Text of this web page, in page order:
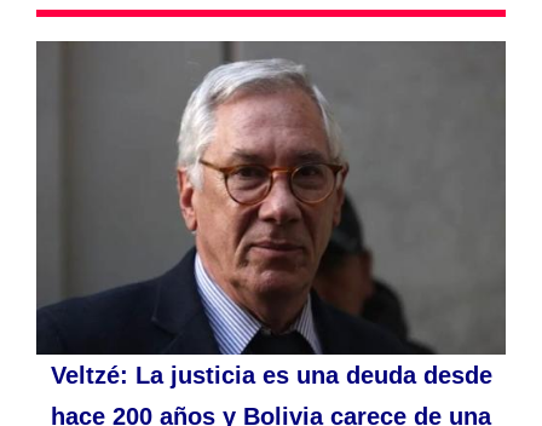
Veltzé: La justicia es una deuda desde
hace 200 años y Bolivia carece de una